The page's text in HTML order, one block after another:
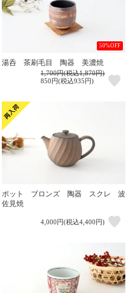
50%OFF
湯呑 茶刷毛目 陶器 美濃焼
1,700円(税込1,870円)
850円(税込935円)
ポット ブロンズ 陶器 スクレ 波
佐見焼
4,000円(税込4,400円)